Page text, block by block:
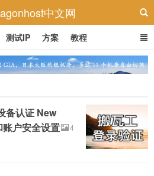
中文网
测试IP 方案 教程
备认证 New
户安全设置
4